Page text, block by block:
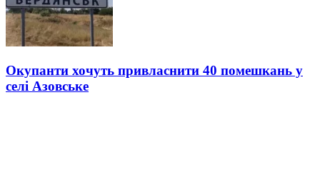
Окупанти хочуть привласнити 40 помешкань у
селі Азовське